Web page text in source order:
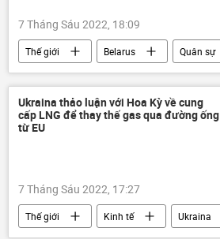
7 Tháng Sáu 2022, 18:09
Thế giới Belarus
Quân sự
huấn luyện
Ukraina thảo luận với Hoa Kỳ về cung
cấp LNG để thay thế gas qua đường ống
từ EU
7 Tháng Sáu 2022, 17:27
Thế giới Kinh tế
Ukraina